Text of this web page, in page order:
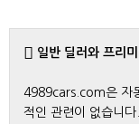
일반 딜러와 프리
4989cars.com은 자
적인 관련이 없습니